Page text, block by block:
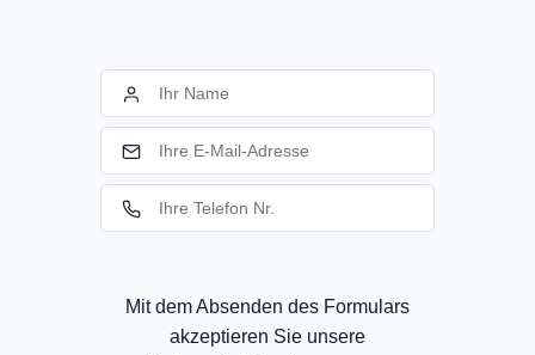
Mit dem Absenden des Formulars
akzeptieren Sie unsere